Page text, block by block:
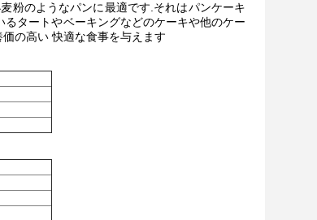
粉のようなパンに最適です.それはパンケーキ
タートやベーキングなどのケーキや他のケー
の高い 快適な食事を与えます